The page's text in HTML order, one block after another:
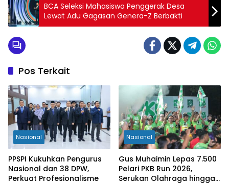
BCA Seleksi Mahasiswa Penggerak Desa
Lewat Adu Gagasan Genera-Z Berbakti
Pos Terkait
Nasional
PPSPI Kukuhkan Pengurus
Nasional dan 38 DPW,
Perkuat Profesionalisme
Nasional
Gus Muhaimin Lepas 7.500
Pelari PKB Run 2026,
Serukan Olahraga hingga